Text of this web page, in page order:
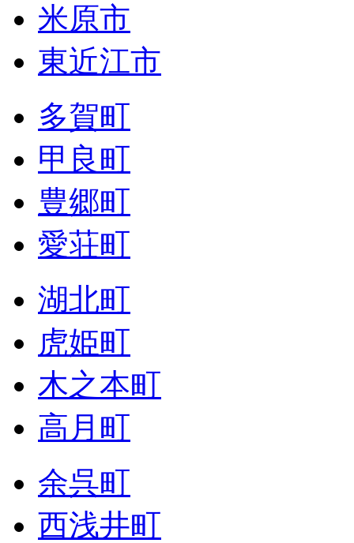
米原市
東近江市
多賀町
甲良町
豊郷町
愛荘町
湖北町
虎姫町
木之本町
高月町
余呉町
西浅井町